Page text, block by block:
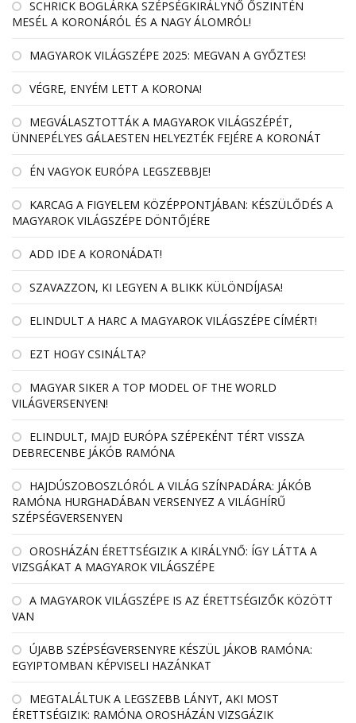
SCHRICK BOGLÁRKA SZÉPSÉGKIRÁLYNŐ ŐSZINTÉN
MESÉL A KORONÁRÓL ÉS A NAGY ÁLOMRÓL!
MAGYAROK VILÁGSZÉPE 2025: MEGVAN A GYŐZTES!
VÉGRE, ENYÉM LETT A KORONA!
MEGVÁLASZTOTTÁK A MAGYAROK VILÁGSZÉPÉT,
ÜNNEPÉLYES GÁLAESTEN HELYEZTÉK FEJÉRE A KORONÁT
ÉN VAGYOK EURÓPA LEGSZEBBJE!
KARCAG A FIGYELEM KÖZÉPPONTJÁBAN: KÉSZÜLŐDÉS A
MAGYAROK VILÁGSZÉPE DÖNTŐJÉRE
ADD IDE A KORONÁDAT!
SZAVAZZON, KI LEGYEN A BLIKK KÜLÖNDÍJASA!
ELINDULT A HARC A MAGYAROK VILÁGSZÉPE CÍMÉRT!
EZT HOGY CSINÁLTA?
MAGYAR SIKER A TOP MODEL OF THE WORLD
VILÁGVERSENYEN!
ELINDULT, MAJD EURÓPA SZÉPEKÉNT TÉRT VISSZA
DEBRECENBE JÁKÓB RAMÓNA
HAJDÚSZOBOSZLÓRÓL A VILÁG SZÍNPADÁRA: JÁKÓB
RAMÓNA HURGHADÁBAN VERSENYEZ A VILÁGHÍRŰ
SZÉPSÉGVERSENYEN
OROSHÁZÁN ÉRETTSÉGIZIK A KIRÁLYNŐ: ÍGY LÁTTA A
VIZSGÁKAT A MAGYAROK VILÁGSZÉPE
A MAGYAROK VILÁGSZÉPE IS AZ ÉRETTSÉGIZŐK KÖZÖTT
VAN
ÚJABB SZÉPSÉGVERSENYRE KÉSZÜL JÁKOB RAMÓNA:
EGYIPTOMBAN KÉPVISELI HAZÁNKAT
MEGTALÁLTUK A LEGSZEBB LÁNYT, AKI MOST
ÉRETTSÉGIZIK: RAMÓNA OROSHÁZÁN VIZSGÁZIK